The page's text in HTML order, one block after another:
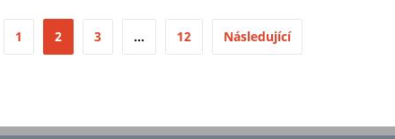
1 2 3 … 12 Následující